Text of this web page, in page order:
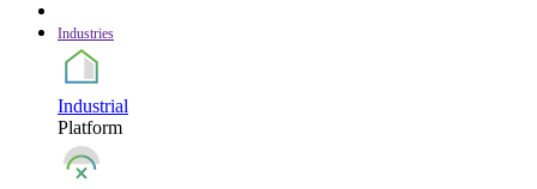
Industries
Industrial
Platform